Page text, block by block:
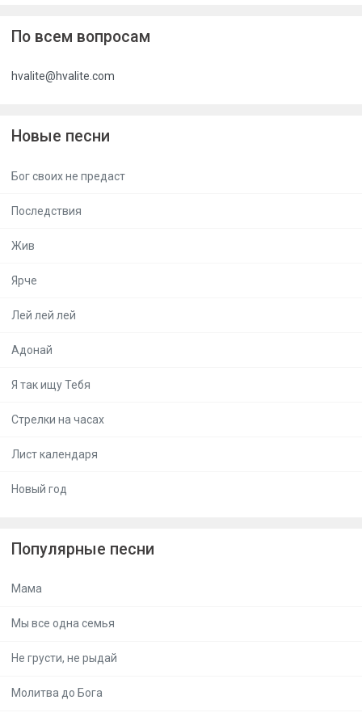
По всем вопросам
hvalite@hvalite.com
Новые песни
Бог своих не предаст
Последствия
Жив
Ярче
Лей лей лей
Адонай
Я так ищу Тебя
Стрелки на часах
Лист календаря
Новый год
Популярные песни
Мама
Мы все одна семья
Не грусти, не рыдай
Молитва до Бога